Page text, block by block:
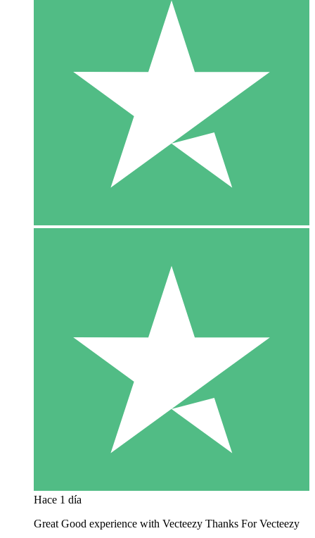
Hace 1 día
Great Good experience with Vecteezy Thanks For Vecteezy